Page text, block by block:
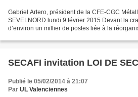
Gabriel Artero, président de la CFE-CGC
SEVELNORD lundi 9 février 2015 Devant la
d’environ un millier de postes liée à la
SECAFI invitation LOI DE
Publié le 05/02/2014 à 21:07
Par UL Valenciennes